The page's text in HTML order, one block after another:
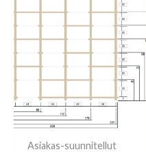
kirjoittaa arvioinnin.
Asiakas-suunnitellut